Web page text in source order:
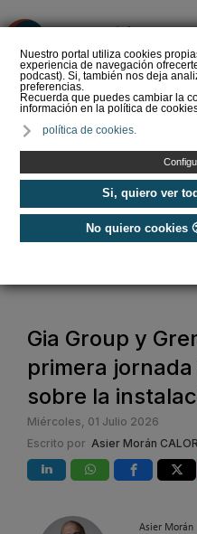
Nuestro portal utiliza cookies
experiencia de navegación
podcast). Si, también nos deja
preferencias.
Recuerda que puedes cambiar la
información en la política de
política de cookies.
Si, quiero ver
No quiero cookies
integral
ren…
Energías Renovables /
Gia Group y
primera
sobre la
Miércoles, 01 Julio 2026
Escrito por Asier Morán
Asier Morán